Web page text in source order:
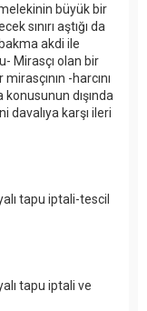
büyük bir
sınırı aştığı da
akdi ile
Mirasçı olan bir
-harcını
dışında
davalıya karşı ileri
tapu iptali-tescil
tapu iptali ve